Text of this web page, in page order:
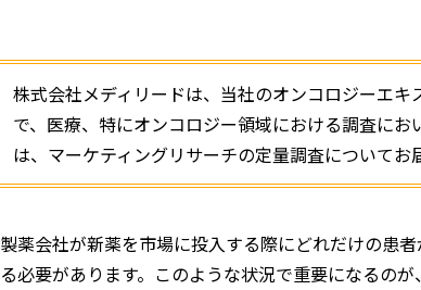
株式会社メディリードは、当社のオンコロジーエ
で、医療、特にオンコロジー領域における調査に
は、マーケティングリサーチの定量調査についてお
製薬会社が新薬を市場に投入する際にどれだけの患
る必要があります。このような状況で重要になるの